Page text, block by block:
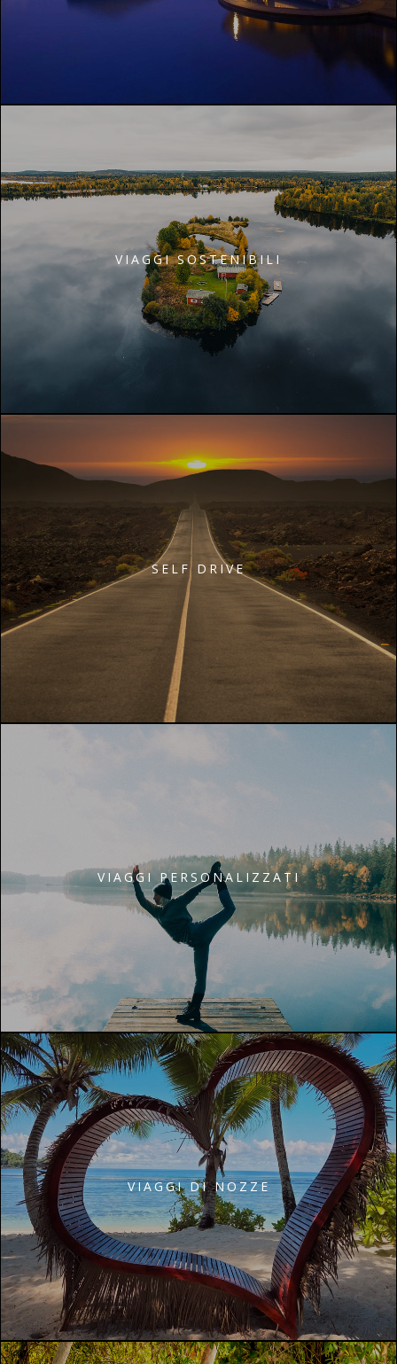
VIAGGI SOSTENIBILI
SELF DRIVE
VIAGGI PERSONALIZZATI
VIAGGI DI NOZZE